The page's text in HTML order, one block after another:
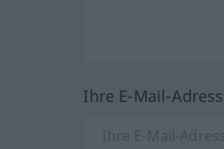
Ihre E-Mail-